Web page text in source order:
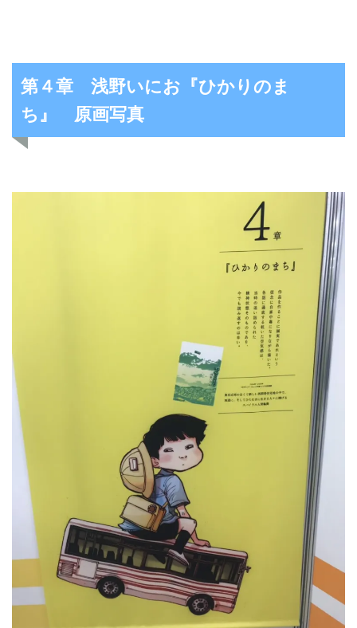
第４章 浅野いにお『ひかりのま
ち』 原画写真